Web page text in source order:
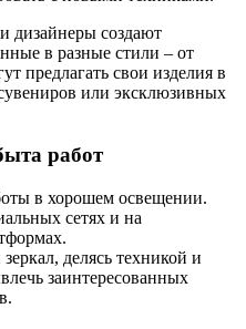
дизайнеры создают
в разные стили – от
предлагать свои изделия в
или эксклюзивных
работ
в хорошем освещении.
сетях и на
делясь техникой и
заинтересованных